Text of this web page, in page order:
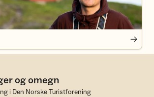
og omegn
i Den Norske Turistforening